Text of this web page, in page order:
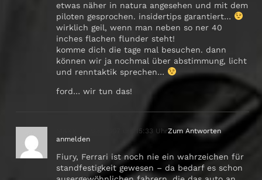
etwas näher in natura angesehen und mit dem
piloten gesprochen. insidertips garantiert…
wirklich geil, wenn man neben so ner 40
inches flachen flunder steht!
komme dich die tage mal besuchen. dann
können wir ja nochmal über abstimmung, licht
und renntaktik sprechen…
ford… wir tun das!
2. Mai 2007 um 15:33 UhrZum Antworten
anmelden
Fiury, Ferrari ist noch nie ein wahrzeichen für
standfestigkeit gewesen – da bedarf es schon